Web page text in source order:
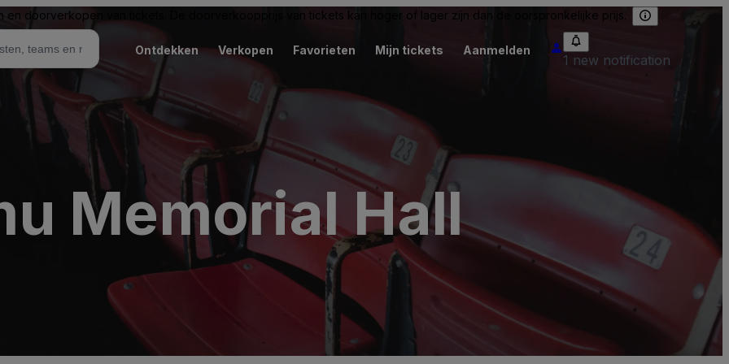
en doorverkopen van tickets. De doorverkoopprijs van tickets kan hoger of lager zijn dan de oorspronkelijke prijs.
Ontdekken Verkopen Favorieten Mijn tickets Aanmelden
1 new notification
Memorial Hall